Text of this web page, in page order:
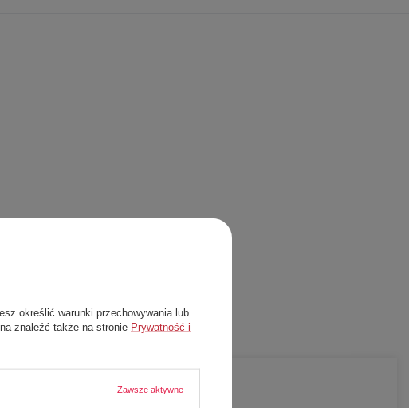
określić warunki przechowywania lub
znaleźć także na stronie Prywatność i
Zawsze aktywne